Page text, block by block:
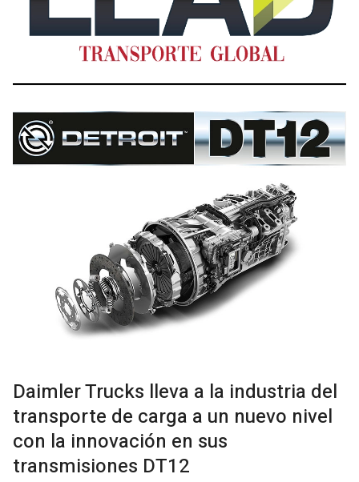
Daimler Trucks lleva a la industria del
transporte de carga a un nuevo nivel
con la innovación en sus
transmisiones DT12